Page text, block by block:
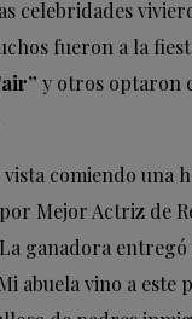
celebridades
fueron a la
y otros optaron
vista comiendo una
Mejor Actriz de
ganadora
abuela vino a este